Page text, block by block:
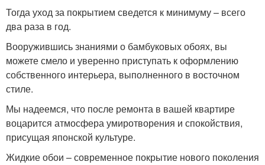
Тогда уход за покрытием сведется к минимуму – всего
два раза в год.
Вооружившись знаниями о бамбуковых обоях, вы
можете смело и уверенно приступать к оформлению
собственного интерьера, выполненного в восточном
стиле.
Мы надеемся, что после ремонта в вашей квартире
воцарится атмосфера умиротворения и спокойствия,
присущая японской культуре.
Жидкие обои – современное покрытие нового поколения